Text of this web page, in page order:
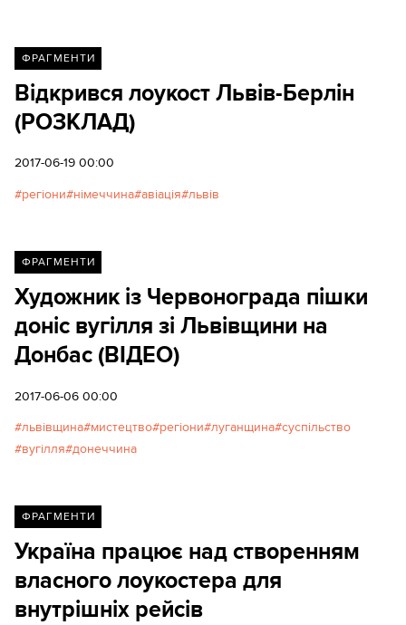
ФРАГМЕНТИ
Відкрився лоукост Львів-Берлін
(РОЗКЛАД)
2017-06-19 00:00
регіони німеччина авіація львів
ФРАГМЕНТИ
Художник із Червонограда пішки
доніс вугілля зі Львівщини на
Донбас (ВІДЕО)
2017-06-06 00:00
львівщина мистецтво регіони луганщина суспільство
вугілля донеччина
ФРАГМЕНТИ
Україна працює над створенням
власного лоукостера для
внутрішніх рейсів